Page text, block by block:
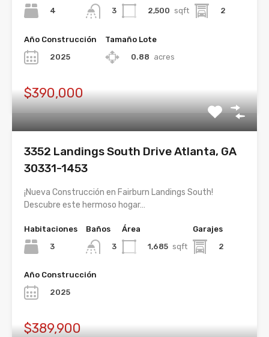
4
3
2,500 sqft
2
Año Construcción
2025
Tamaño Lote
0.88 acres
$390,000
3352 Landings South Drive Atlanta, GA
30331-1453
¡Nueva Construcción en Fairburn Landings South!
Descubre este hermoso hogar…
Habitaciones
3
Baños
3
Área
1,685 sqft
Garajes
2
Año Construcción
2025
$389,900